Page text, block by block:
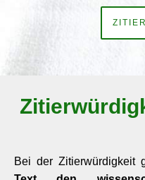
Bei der